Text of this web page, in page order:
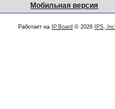
Мобильная версия
Работает на IP.Board © 2026 IPS, Inc.